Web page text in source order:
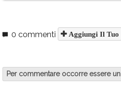
0 commenti Aggiungi Il Tuo
Per commentare occorre essere un